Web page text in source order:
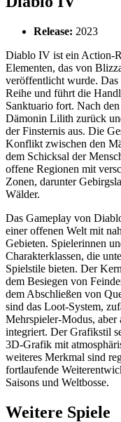
Release: 2023
Diablo IV ist ein Action-
Elementen, das von
veröffentlicht wurde.
Reihe und führt die
Sanktuario fort. Nach
Dämonin Lilith zurück
der Finsternis aus. Die
Konflikt zwischen den
dem Schicksal der
offene Regionen mit
Zonen, darunter
Wälder.
Das Gameplay von
einer offenen Welt mit
Gebieten. Spielerinnen
Charakterklassen, die
Spielstile bieten. Der
dem Besiegen von
dem Abschließen von
sind das Loot-System,
Mehrspieler-Modus, aber
integriert. Der Grafikstil
3D-Grafik mit
weiteres Merkmal sind
fortlaufende
Saisons und Weltbosse.
Weitere Spiele